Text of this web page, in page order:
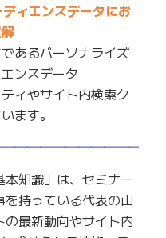
ィエンスデータにお
あるパーソナライズ
ンスデータ
ィやサイト内検索ク
ます。
知識」は、セミナー
持っている代表の山
最新動向やサイト内